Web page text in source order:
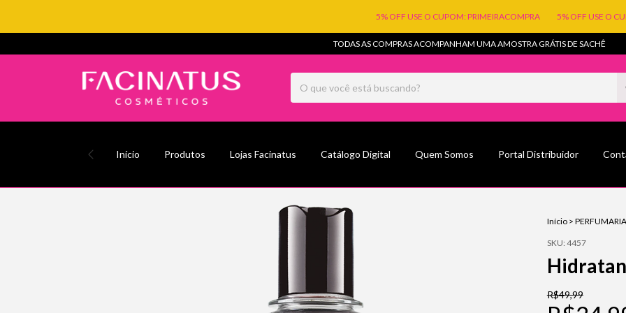
5% OFF USE O CUPOM: PRIMEIRACOMPRA 5% OFF USE O
TODAS AS COMPRAS ACOMPANHAM UMA AMOSTRA GRÁTIS DE SACHÊ
Início Produtos Lojas Facinatus Catálogo Digital Quem Somos Portal Distribuidor
Início > PERFUMARIA
SKU: 4457
R$49,99